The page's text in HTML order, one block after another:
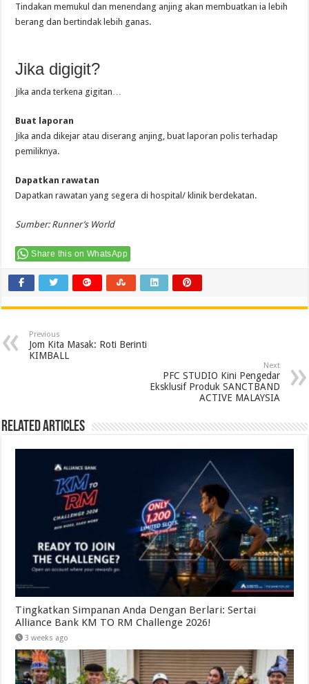
Tindakan memukul dan menendang anjing akan membuatkan ia lebih
berang dan bertindak lebih ganas.
Jika digigit?
Jika anda terkena gigitan…
Buat laporan
Jika anda dikejar atau diserang anjing, buat laporan polis terhadap
pemiliknya.
Dapatkan rawatan
Dapatkan rawatan yang segera di hospital/ klinik berdekatan.
Sumber: Runner’s World
Share this on WhatsApp
Previous
Jom Kita Masak: Roti Berinti
KIMBALL
Next
PFC STUDIO Kini Pengedar
Eksklusif Produk SANCTBAND
ACTIVE MALAYSIA
Related Articles
Tingkatkan Simpanan Anda Dengan Berlari: Sertai
Alliance Bank KM TO RM Challenge 2026!
3 weeks ago